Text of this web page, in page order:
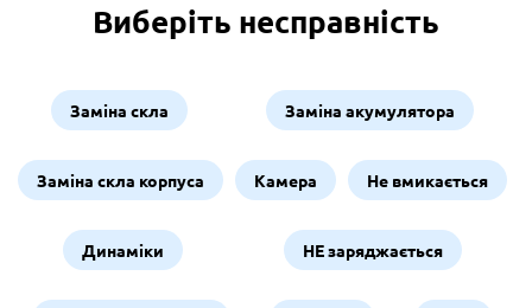
Виберіть несправність
Заміна скла Заміна акумулятора
Заміна скла корпуса Камера Не вмикається
Динаміки НЕ заряджається